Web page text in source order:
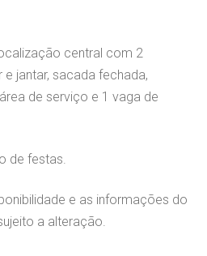
central com 2
jantar, sacada fechada,
de serviço e 1 vaga de
de festas.
e as informações do
a alteração.